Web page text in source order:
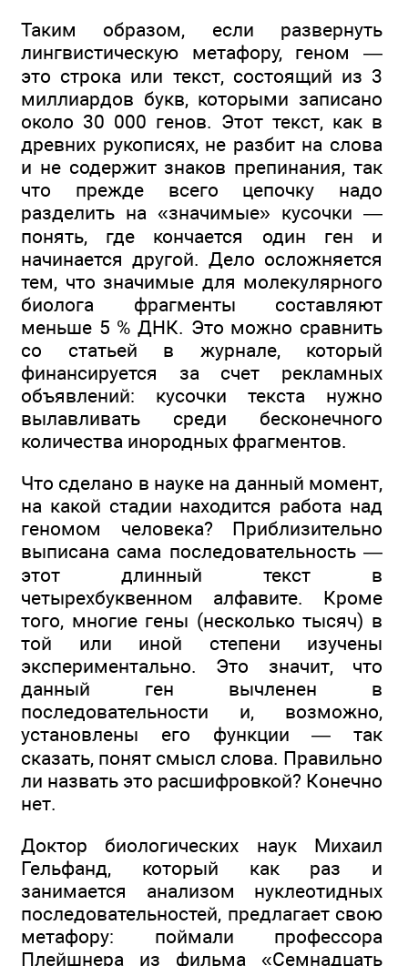
Таким образом, если развернуть
лингвистическую метафору, геном —
это строка или текст, состоящий из 3
миллиардов букв, которыми записано
около 30 000 генов. Этот текст, как в
древних рукописях, не разбит на слова
и не содержит знаков препинания, так
что прежде всего цепочку надо
разделить на «значимые» кусочки —
понять, где кончается один ген и
начинается другой. Дело осложняется
тем, что значимые для молекулярного
биолога фрагменты составляют
меньше 5 % ДНК. Это можно сравнить
со статьей в журнале, который
финансируется за счет рекламных
объявлений: кусочки текста нужно
вылавливать среди бесконечного
количества инородных фрагментов.
Что сделано в науке на данный момент,
на какой стадии находится работа над
геномом человека? Приблизительно
выписана сама последовательность —
этот длинный текст в
четырехбуквенном алфавите. Кроме
того, многие гены (несколько тысяч) в
той или иной степени изучены
экспериментально. Это значит, что
данный ген вычленен в
последовательности и, возможно,
установлены его функции — так
сказать, понят смысл слова. Правильно
ли назвать это расшифровкой? Конечно
нет.
Доктор биологических наук Михаил
Гельфанд, который как раз и
занимается анализом нуклеотидных
последовательностей, предлагает свою
метафору: поймали профессора
Плейшнера из фильма «Семнадцать